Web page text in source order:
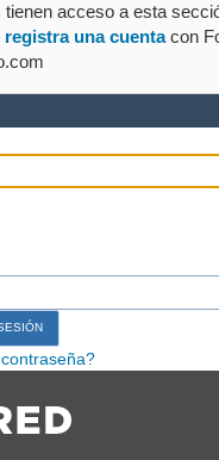
acceso a esta
registra una cuentacon